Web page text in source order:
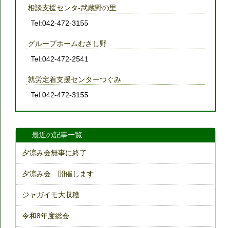
相談支援センタ-武蔵野の里
Tel:042-472-3155
グループホームむさし野
Tel:042-472-2541
就労定着支援センターつぐみ
Tel:042-472-3155
最近の記事一覧
夕涼み会無事に終了
夕涼み会…開催します
ジャガイモ大収穫
令和8年度総会